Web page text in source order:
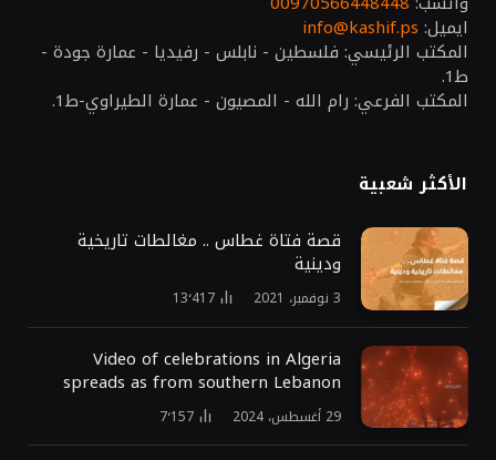
ايميل: info@kashif.ps
المكتب الرئيسي: فلسطين - نابلس - رفيديا - عمارة جودة -
ط1.
المكتب الفرعي: رام الله - المصيون - عمارة الطيراوي-ط1.
الأكثر شعبية
قصة فتاة غطاس .. مغالطات تاريخية
ودينية
3 نوفمبر، 2021 13٬417
Video of celebrations in Algeria
spreads as from southern Lebanon
29 أغسطس، 2024 7٬157